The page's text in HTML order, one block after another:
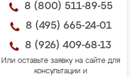
8 (800) 511-89-55
8 (495) 665-24-01
8 (926) 409-68-13
Или оставьте заявку на сайте для
консультации и